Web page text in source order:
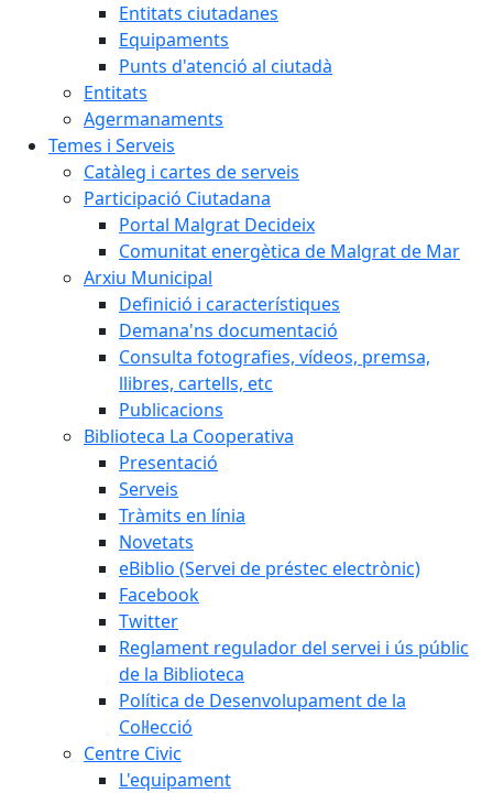
Entitats ciutadanes
Equipaments
Punts d'atenció al ciutadà
Entitats
Agermanaments
Temes i Serveis
Catàleg i cartes de serveis
Participació Ciutadana
Portal Malgrat Decideix
Comunitat energètica de Malgrat de Mar
Arxiu Municipal
Definició i característiques
Demana'ns documentació
Consulta fotografies, vídeos, premsa,
llibres, cartells, etc
Publicacions
Biblioteca La Cooperativa
Presentació
Serveis
Tràmits en línia
Novetats
eBiblio (Servei de préstec electrònic)
Facebook
Twitter
Reglament regulador del servei i ús públic
de la Biblioteca
Política de Desenvolupament de la
Col·lecció
Centre Civic
L'equipament